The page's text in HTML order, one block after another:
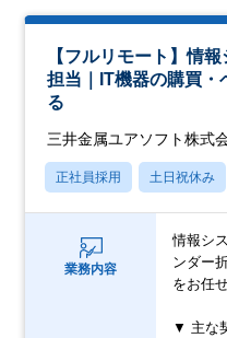
【フルリモート】情
担当｜IT機器の購買・
る
三井金属ユアソフト株式
正社員採用 土日祝休み
業務内容
情報シ
ンダー
をお任
▼ 主な